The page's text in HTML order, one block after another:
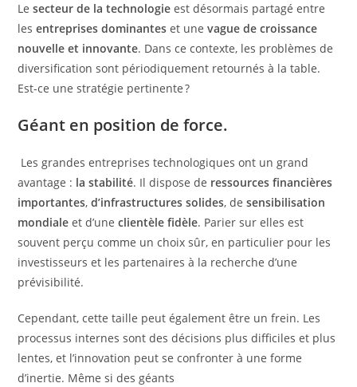
Lesecteur de la technologie est désormais partagé entre
lesentreprises dominantes et unevague de croissance
nouvelle et innovante. Dans ce contexte, les problèmes de
diversification sont périodiquement retournés à la table.
Est-ce une stratégie pertinente ?
Géant en position de force.
Les grandes entreprises technologiques ont un grand
avantage : la stabilité. Il dispose de ressources financières
importantes,d’infrastructures solides, desensibilisation
mondiale et d’uneclientèle fidèle. Parier sur elles est
souvent perçu comme un choix sûr, en particulier pour les
investisseurs et les partenaires à la recherche d’une
prévisibilité.
Cependant, cette taille peut également être un frein. Les
processus internes sont des décisions plus difficiles et plus
lentes, et l’innovation peut se confronter à une forme
d’inertie. Même si des géants